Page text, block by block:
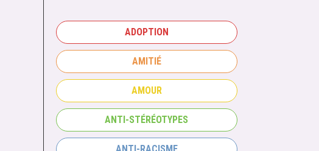
ADOPTION
AMITIÉ
AMOUR
ANTI-STÉRÉOTYPES